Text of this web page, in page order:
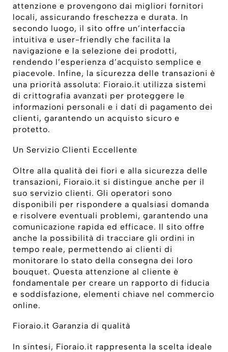
attenzione e provengono dai migliori fornitori
locali, assicurando freschezza e durata. In
secondo luogo, il sito offre un’interfaccia
intuitiva e user-friendly che facilita la
navigazione e la selezione dei prodotti,
rendendo l’esperienza d’acquisto semplice e
piacevole. Infine, la sicurezza delle transazioni è
una priorità assoluta: Fioraio.it utilizza sistemi
di crittografia avanzati per proteggere le
informazioni personali e i dati di pagamento dei
clienti, garantendo un acquisto sicuro e
protetto.
Un Servizio Clienti Eccellente
Oltre alla qualità dei fiori e alla sicurezza delle
transazioni, Fioraio.it si distingue anche per il
suo servizio clienti. Gli operatori sono
disponibili per rispondere a qualsiasi domanda
e risolvere eventuali problemi, garantendo una
comunicazione rapida ed efficace. Il sito offre
anche la possibilità di tracciare gli ordini in
tempo reale, permettendo ai clienti di
monitorare lo stato della consegna dei loro
bouquet. Questa attenzione al cliente è
fondamentale per creare un rapporto di fiducia
e soddisfazione, elementi chiave nel commercio
online.
Fioraio.it Garanzia di qualità
In sintesi, Fioraio.it rappresenta la scelta ideale